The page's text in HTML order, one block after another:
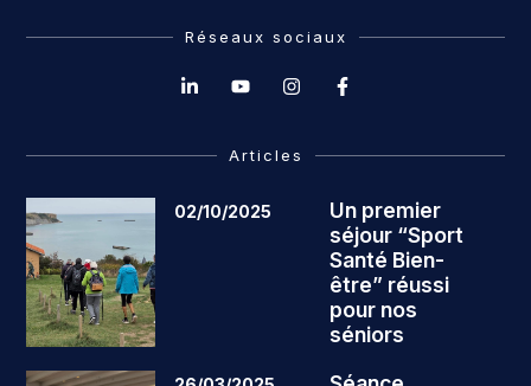
Réseaux sociaux
Articles
02/10/2025
Un premier
séjour “Sport
Santé Bien-
être” réussi
pour nos
séniors